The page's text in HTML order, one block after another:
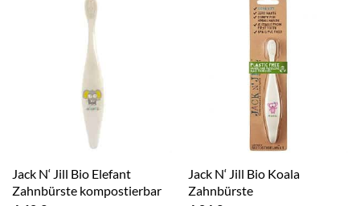
Jack N‘ Jill Bio Elefant
Zahnbürste kompostierbar
Jack N‘ Jill Bio Koala
Zahnbürste